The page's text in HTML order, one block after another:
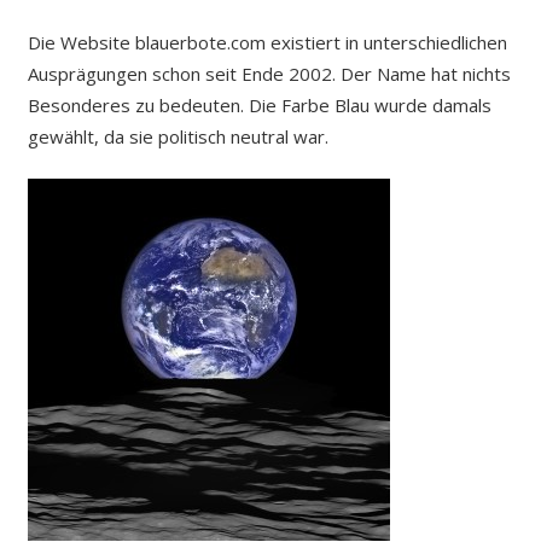
Die Website blauerbote.com existiert in unterschiedlichen
Ausprägungen schon seit Ende 2002. Der Name hat nichts
Besonderes zu bedeuten. Die Farbe Blau wurde damals
gewählt, da sie politisch neutral war.